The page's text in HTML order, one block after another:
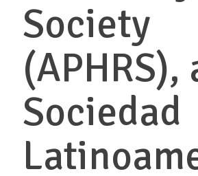
Society
(APHRS),
Sociedad